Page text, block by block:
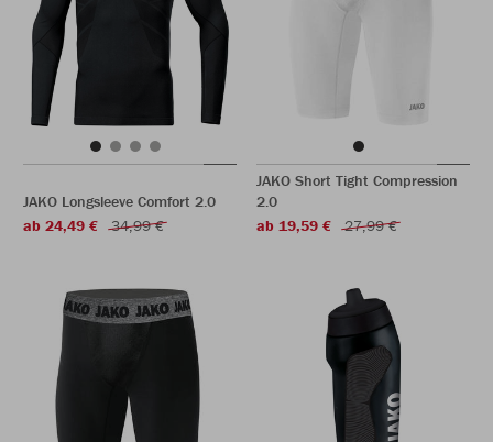
JAKO Longsleeve Comfort 2.0
ab 24,49 €
34,99 €
JAKO Short Tight Compression
2.0
ab 19,59 €
27,99 €